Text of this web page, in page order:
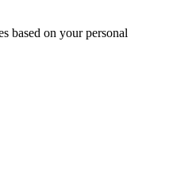
based on your personal